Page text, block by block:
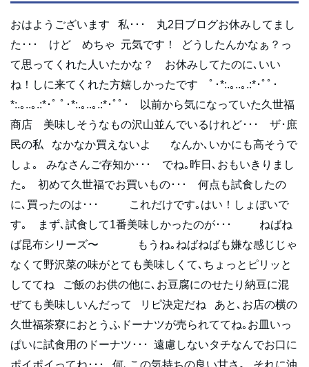
おはようございます 私･･･ 丸2日ブログお休みしてまし
た･･･ けど めちゃ 元気です！ どうしたんかなぁ？っ
て思ってくれた人いたかな？ お休みしてたのに､いい
ね！しに来てくれた方嬉しかったです ﾟ･*:.｡..｡.:*･ﾟﾟ･
*:.｡..｡.:*･ﾟ ﾟ･*:.｡..｡.:*･ﾟﾟ･ 以前から気になっていた久世福
商店 美味しそうなもの沢山並んでいるけれど･･･ ザ･庶
民の私 なかなか買えないよ なんか､いかにも高そうで
しょ｡ みなさんご存知か･･･ でね｡昨日､おもいきりまし
た｡ 初めて久世福でお買いもの･･･ 何点も試食したの
に､買ったのは･･･ これだけです｡はい！しょぼいで
す｡ まず､試食して1番美味しかったのが･･･ ねばね
ば昆布シリーズ〜 もうね｡ねばねばも嫌な感じじゃ
なくて野沢菜の味がとても美味しくて､ちょっとピリッと
しててね ご飯のお供の他に､お豆腐にのせたり納豆に混
ぜても美味しいんだって リピ決定だね あと､お店の横の
久世福茶寮におとうふドーナツが売られててね｡お皿いっ
ぱいに試食用のドーナツ･･･ 遠慮しないタチなんでお口に
ポイポイってね･･･ 何､この気持ちの良い甘さ｡ それに油